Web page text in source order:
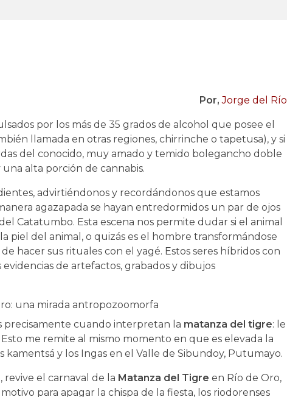
Por, Jorge del Río
por los más de 35 grados de alcohol que posee el
llamada en otras regiones, chirrinche o tapetusa), y si
del conocido, muy amado y temido bolegancho doble
alta porción de cannabis.
advirtiéndonos y recordándonos que estamos
agazapada se hayan entredormidos un par de ojos
Catatumbo. Esta escena nos permite dudar si el animal
piel del animal, o quizás es el hombre transformándose
hacer sus rituales con el yagé. Estos seres híbridos con
de artefactos, grabados y dibujos
precisamente cuando interpretan la matanza del tigre: le
me remite al mismo momento en que es elevada la
y los Ingas en el Valle de Sibundoy, Putumayo.
revive el carnaval de la Matanza del Tigre en Río de Oro,
para apagar la chispa de la fiesta, los riodorenses